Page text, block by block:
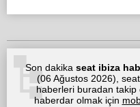
Son dakika seat ibiza
(06 Ağustos 2026),
haberleri buradan takip
haberdar olmak için